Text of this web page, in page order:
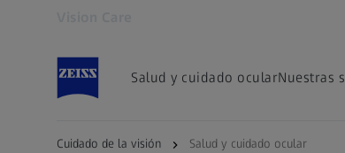
Salud y cuidado ocularNuestras
Cuidado de la visión Salud y cuidado ocular